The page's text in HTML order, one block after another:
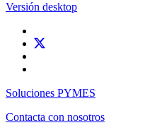
Versión desktop
Soluciones PYMES
Contacta con nosotros